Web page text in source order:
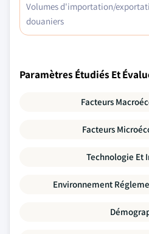
Volumes d'importation/
douaniers
Paramètres Étudiés Et
Facteurs
Facteurs
Technologie Et
Environnement